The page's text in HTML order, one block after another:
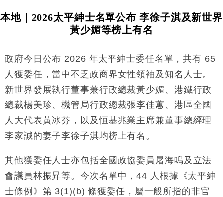
本地｜2026太平紳士名單公布 李徐子淇及新世界
黃少媚等榜上有名
政府今日公布 2026 年太平紳士委任名單，共有 65
人獲委任，當中不乏政商界女性領袖及知名人士。
新世界發展執行董事兼行政總裁黃少媚、港鐵行政
總裁楊美珍、機管局行政總裁張李佳蕙、港區全國
人大代表黃冰芬，以及恒基兆業主席兼董事總經理
李家誠的妻子李徐子淇均榜上有名。
其他獲委任人士亦包括全國政協委員屠海鳴及立法
會議員林振昇等。今次名單中，44 人根據《太平紳
士條例》第 3(1)(b) 條獲委任，屬一般所指的非官